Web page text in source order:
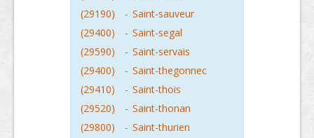
(29190)
- Saint-sauveur
(29400)
- Saint-segal
(29590)
- Saint-servais
(29400)
- Saint-thegonnec
(29410)
- Saint-thois
(29520)
- Saint-thonan
(29800)
- Saint-thurien